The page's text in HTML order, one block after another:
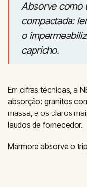
Absorve como
compactada:
o
capricho.
Em cifras técnicas, a
absorção: granitos
massa, e os claros
laudos de fornecedor.
Mármore absorve o